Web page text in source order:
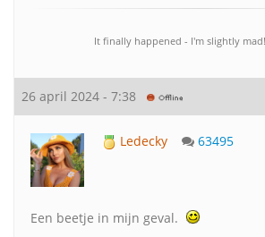
It finally happened - I'm slightly
26 april 2024 - 7:38
Ledecky 63495
Een beetje in mijn geval.